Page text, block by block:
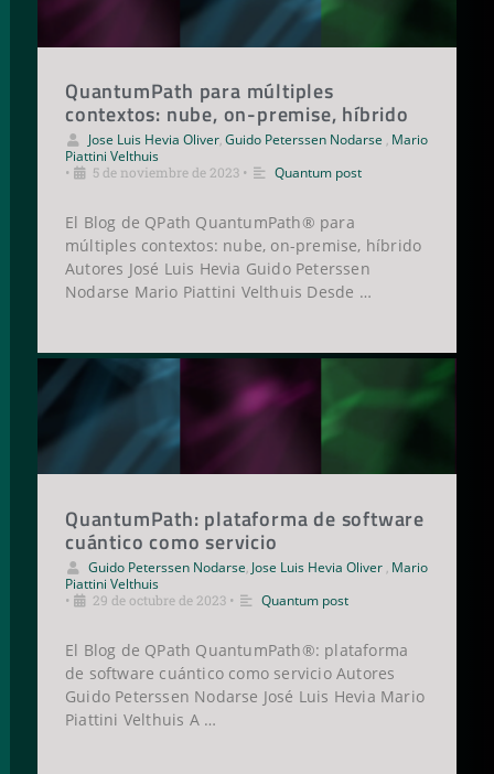
QuantumPath para múltiples
contextos: nube, on-premise, híbrido
Jose Luis Hevia Oliver,Guido Peterssen Nodarse , Mario
Piattini Velthuis
•
5 de noviembre de 2023 • Quantum post
El Blog de QPath QuantumPath® para
múltiples contextos: nube, on-premise, híbrido
Autores José Luis Hevia Guido Peterssen
Nodarse Mario Piattini Velthuis Desde …
QuantumPath: plataforma de software
cuántico como servicio
Guido Peterssen Nodarse Jose Luis Hevia Oliver, Mario
Piattini Velthuis
•
29 de octubre de 2023 • Quantum post
El Blog de QPath QuantumPath®: plataforma
de software cuántico como servicio Autores
Guido Peterssen Nodarse José Luis Hevia Mario
Piattini Velthuis A …